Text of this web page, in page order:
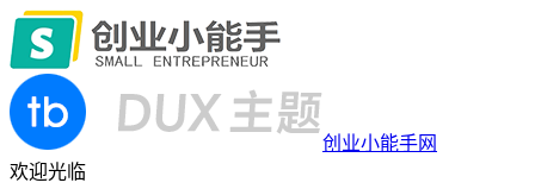
创业小能手网
欢迎光临